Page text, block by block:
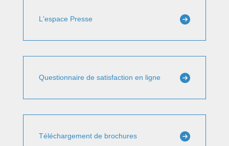
L'espace Presse
Questionnaire de satisfaction en ligne
Téléchargement de brochures